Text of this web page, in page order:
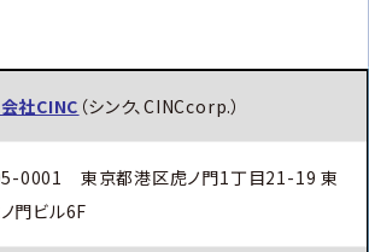
社CINC （シンク、CINCcorp.）
0001 東京都港区虎ノ門1丁目21-19 東
門ビル6F